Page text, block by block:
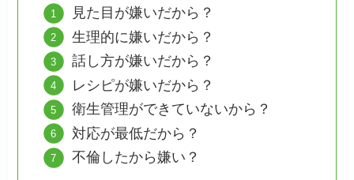
見た目が嫌いだから？
生理的に嫌いだから？
話し方が嫌いだから？
レシピが嫌いだから？
衛生管理ができていないから？
対応が最低だから？
不倫したから嫌い？